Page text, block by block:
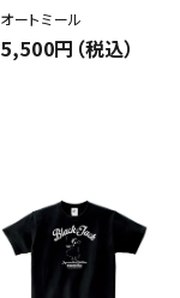
オートミール
5,500円（税込）